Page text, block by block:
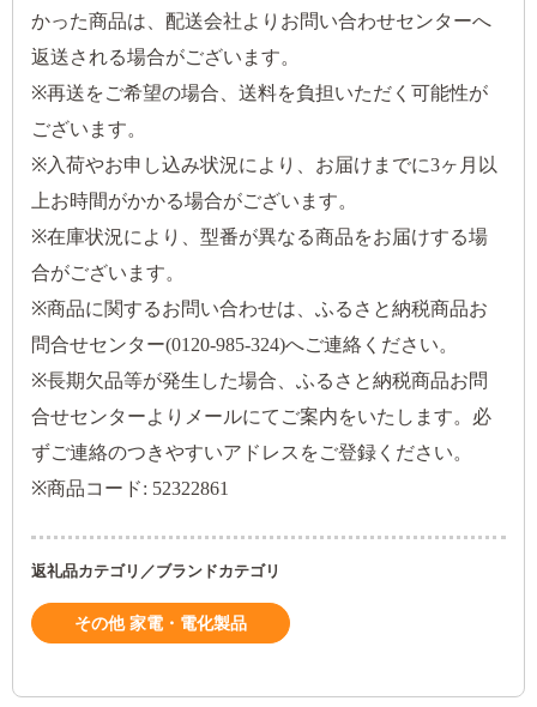
かった商品は、配送会社よりお問い合わせセンターへ
返送される場合がございます。
※再送をご希望の場合、送料を負担いただく可能性が
ございます。
※入荷やお申し込み状況により、お届けまでに3ヶ月以
上お時間がかかる場合がございます。
※在庫状況により、型番が異なる商品をお届けする場
合がございます。
※商品に関するお問い合わせは、ふるさと納税商品お
問合せセンター(0120-985-324)へご連絡ください。
※長期欠品等が発生した場合、ふるさと納税商品お問
合せセンターよりメールにてご案内をいたします。必
ずご連絡のつきやすいアドレスをご登録ください。
※商品コード: 52322861
返礼品カテゴリ／ブランドカテゴリ
その他 家電・電化製品